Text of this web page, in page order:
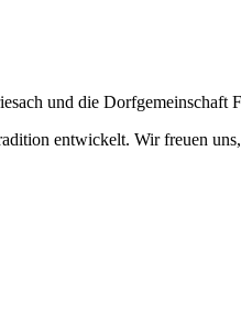
und die Dorfgemeinschaft
entwickelt. Wir freuen